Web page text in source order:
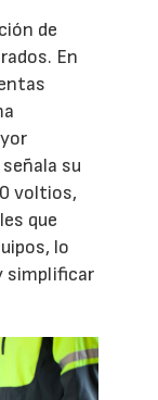
de
En
su
voltios,
que
lo
simplificar